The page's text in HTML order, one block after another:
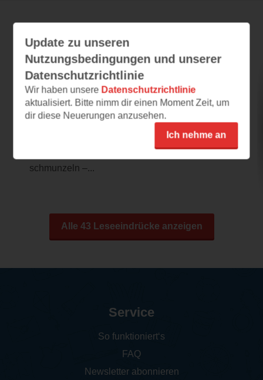
Leseeindrücke
Witch of the Wolves
26.01.2026 – 10:03
schmunzeln –...
Alle 43 Leseeindrücke anzeigen
Update zu unseren
Nutzungsbedingungen und unserer
Datenschutzrichtlinie
Wir haben unsere Datenschutzrichtlinie
aktualisiert. Bitte nimm dir einen Moment Zeit, um
dir diese Neuerungen anzusehen.
Ich nehme an
Service
So funktioniert‘s
FAQ
Newsletter abonnieren